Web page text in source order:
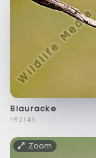
Blauracke
f82143
Zoom